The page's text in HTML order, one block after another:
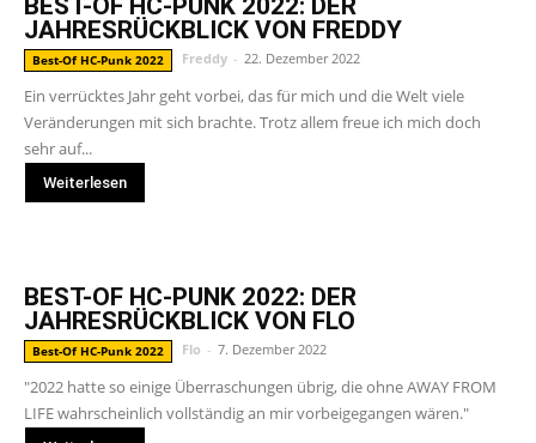
BEST-OF HC-PUNK 2022: DER
JAHRESRÜCKBLICK VON FREDDY
Best-Of HC-Punk 2022 Freddy - 22. Dezember 2022
Ein verrücktes Jahr geht vorbei, das für mich und die Welt viele
Veränderungen mit sich brachte. Trotz allem freue ich mich doch
sehr auf...
Weiterlesen
BEST-OF HC-PUNK 2022: DER
JAHRESRÜCKBLICK VON FLO
Best-Of HC-Punk 2022 Flo - 7. Dezember 2022
"2022 hatte so einige Überraschungen übrig, die ohne AWAY FROM
LIFE wahrscheinlich vollständig an mir vorbeigegangen wären."